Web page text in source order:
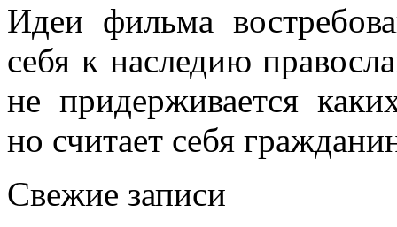
Идеи фильма
себя к наследию
не придерживается
но считает себя
Свежие записи